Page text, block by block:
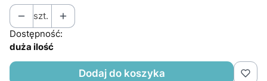
szt.
Dostępność:
duża ilość
Dodaj do koszyka